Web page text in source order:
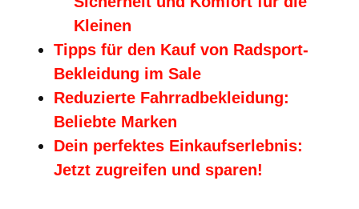
Kleinen
Tipps für den Kauf von Radsport-
Bekleidung im Sale
Reduzierte Fahrradbekleidung:
Beliebte Marken
Dein perfektes Einkaufserlebnis:
Jetzt zugreifen und sparen!